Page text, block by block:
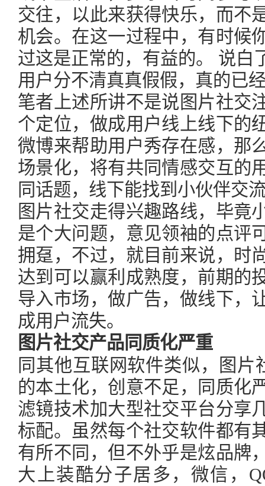
交往，以此来获得快乐，而不
机会。在这一过程中，有时候
过这是正常的，有益的。 说白
用户分不清真真假假，真的已
笔者上述所讲不是说图片社交
个定位，做成用户线上线下的
微博来帮助用户秀存在感，那
场景化，将有共同情感交互的
同话题，线下能找到小伙伴交
图片社交走得兴趣路线，毕竟
是个大问题，意见领袖的点评
拥趸，不过，就目前来说，时
达到可以赢利成熟度，前期的
导入市场，做广告，做线下，
成用户流失。
图片社交产品同质化严重
同其他互联网软件类似，图片
的本土化，创意不足，同质化
滤镜技术加大型社交平台分享
标配。虽然每个社交软件都有
有所不同，但不外乎是炫品牌
大上装酷分子居多，微信，